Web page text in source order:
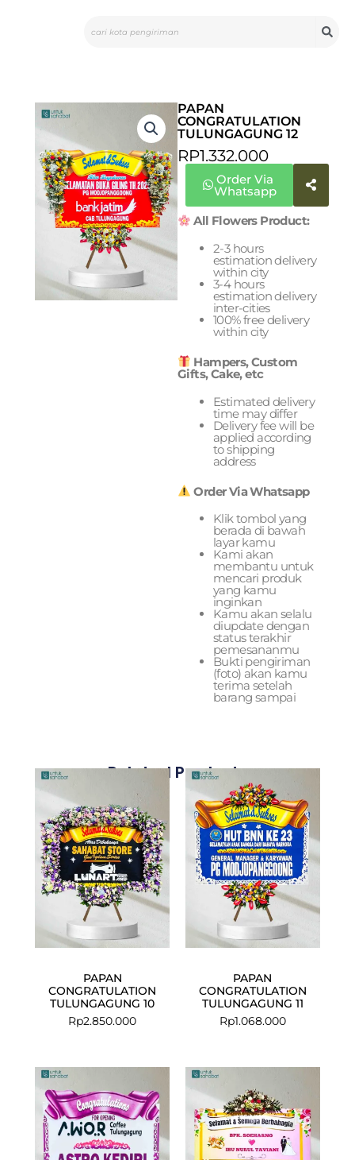
PAPAN
CONGRATULATION
TULUNGAGUNG 12
RP1.332.000
Order Via
Whatsapp
All Flowers Product:
2-3 hours
estimation delivery
within city
3-4 hours
estimation delivery
inter-cities
100% free delivery
within city
Hampers, Custom
Gifts, Cake, etc
Estimated delivery
time may differ
Delivery fee will be
applied according
to shipping
address
Order Via Whatsapp
Klik tombol yang
berada di bawah
layar kamu
Kami akan
membantu untuk
mencari produk
yang kamu
inginkan
Kamu akan selalu
diupdate dengan
status terakhir
pemesananmu
Bukti pengiriman
(foto) akan kamu
terima setelah
barang sampai
Related Products
PAPAN
CONGRATULATION
TULUNGAGUNG 10
Rp2.850.000
PAPAN
CONGRATULATION
TULUNGAGUNG 11
Rp1.068.000